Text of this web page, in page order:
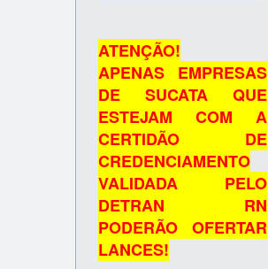
ATENÇÃO!
APENAS EMPRESAS
DE SUCATA QUE
ESTEJAM COM A
CERTIDÃO DE
CREDENCIAMENTO
VALIDADA PELO
DETRAN RN
PODERÃO OFERTAR
LANCES!